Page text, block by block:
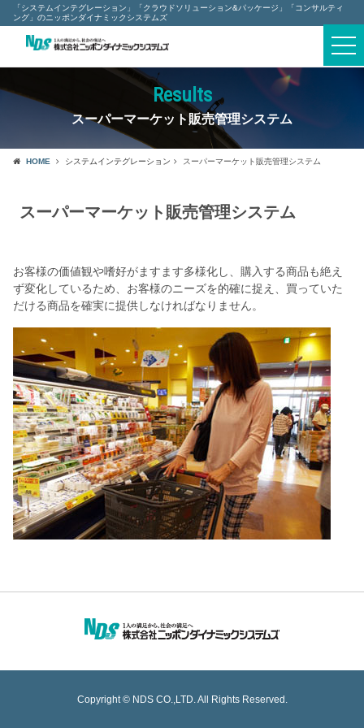
「システムインテグレーション」「クラウドソリューション&パッケージ」「コンサルティ
ング」のニッポンダイナミックシステムズ
Results
スーパーマーケット販売管理システム
HOME システムインテグレーション スーパーマーケット販売管理システム
スーパーマーケット販売管理システム
お客様の価値観や嗜好がますます多様化し、購入する商品も絶え
ず変化しているため、お客様のニーズを的確に捉え、買っていた
だける商品を確実に提供しなければなりません。
Copyright © NDS CO.,LTD. All Rights Reserved.
採用情報
その他
サイトマップ
お問い合わせ